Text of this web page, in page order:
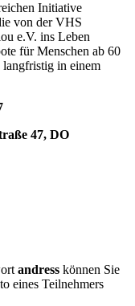
Initiative
von der VHS
e.V. ins Leben
für Menschen ab 60
langfristig in einem
47, DO
andress können Sie
eines Teilnehmers